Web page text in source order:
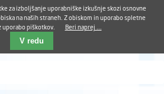
Iskalnik
za izboljšanje uporabniške izkušnje skozi osnovne
na naših straneh. Z obiskom in uporabo spletne
uporabo piškotkov.
Beri naprej ...
V redu